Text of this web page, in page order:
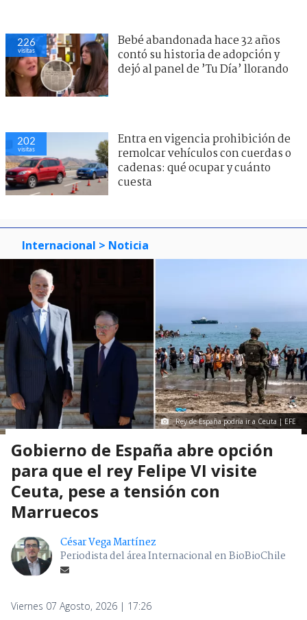
226
visitas
Bebé abandonada hace 32 años
contó su historia de adopción y
dejó al panel de ’Tu Día’ llorando
202
visitas
Entra en vigencia prohibición de
remolcar vehículos con cuerdas o
cadenas: qué ocupar y cuánto
cuesta
Internacional > Noticia
Rey de España podría ir a Ceuta | EFE
Gobierno de España abre opción
para que el rey Felipe VI visite
Ceuta, pese a tensión con
Marruecos
César Vega Martínez
Periodista del área Internacional en BioBioChile
Viernes 07 Agosto, 2026 | 17:26